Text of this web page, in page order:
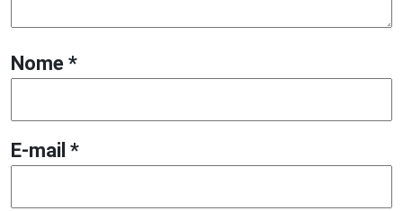
Nome *
E-mail *